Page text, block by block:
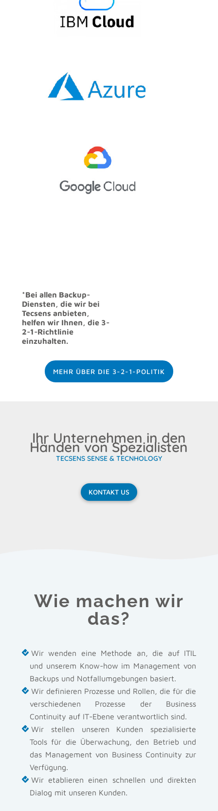
*Bei allen Backup-
Diensten, die wir bei
Tecsens anbieten,
helfen wir Ihnen, die 3-
2-1-Richtlinie
einzuhalten.
MEHR ÜBER DIE 3-2-1-POLITIK
Ihr Unternehmen in den
Händen von Spezialisten
TECSENS SENSE & TECNHOLOGY
KONTAKT US
Wie machen wir
das?
Wir wenden eine Methode an, die auf ITIL
und unserem Know-how im Management von
Backups und Notfallumgebungen basiert.
Wir definieren Prozesse und Rollen, die für die
verschiedenen Prozesse der Business
Continuity auf IT-Ebene verantwortlich sind.
Wir stellen unseren Kunden spezialisierte
Tools für die Überwachung, den Betrieb und
das Management von Business Continuity zur
Verfügung.
Wir etablieren einen schnellen und direkten
Dialog mit unseren Kunden.